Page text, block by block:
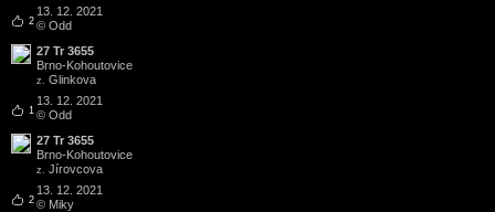
2
13. 12. 2021
© Odd
1
27 Tr 3655
Brno-Kohoutovice
z. Glinkova
13. 12. 2021
© Odd
2
27 Tr 3655
Brno-Kohoutovice
z. Jírovcova
13. 12. 2021
© Miky